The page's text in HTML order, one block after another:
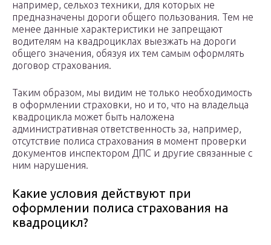
например, сельхоз техники, для которых не
предназначены дороги общего пользования. Тем не
менее данные характеристики не запрещают
водителям на квадроциклах выезжать на дороги
общего значения, обязуя их тем самым оформлять
договор страхования.
Таким образом, мы видим не только необходимость
в оформлении страховки, но и то, что на владельца
квадроцикла может быть наложена
административная ответственность за, например,
отсутствие полиса страхования в момент проверки
документов инспектором ДПС и другие связанные с
ним нарушения.
Какие условия действуют при
оформлении полиса страхования на
квадроцикл?